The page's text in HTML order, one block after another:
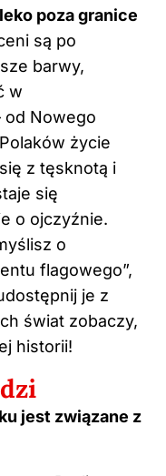
poza granice
są po
barwy,
w
od Nowego
życie
z tęsknotą i
się
o ojczyźnie.
o
flagowego”,
je z
świat zobaczy,
historii!
jest związane z